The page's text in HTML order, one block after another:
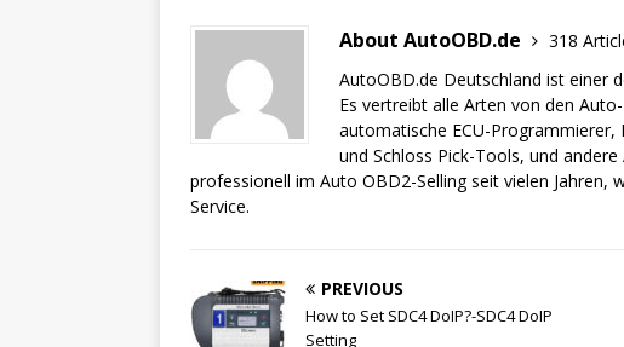
About AutoOBD.de
318
AutoOBD.de Deutschland ist einer
Es vertreibt alle Arten von den
automatische ECU-
und Schloss Pick-Tools, und
professionell im Auto OBD2-Selling seit vielen Jahren,
Service.
PREVIOUS
How to Set SDC4 DoIP?-SDC4 DoIP
Setting